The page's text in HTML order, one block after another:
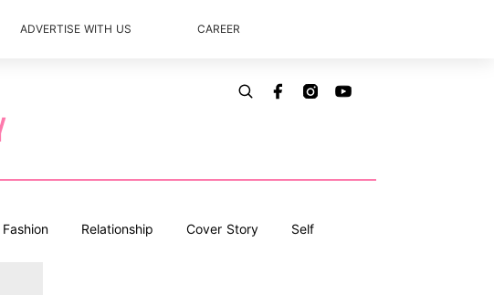
ADVERTISE WITH US CAREER
Fashion Relationship Cover Story Self